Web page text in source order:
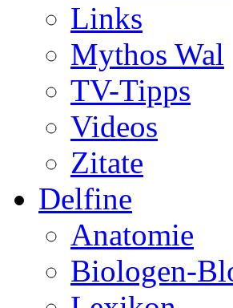
Links
Mythos Wal
TV-Tipps
Videos
Zitate
Delfine
Anatomie
Biologen-